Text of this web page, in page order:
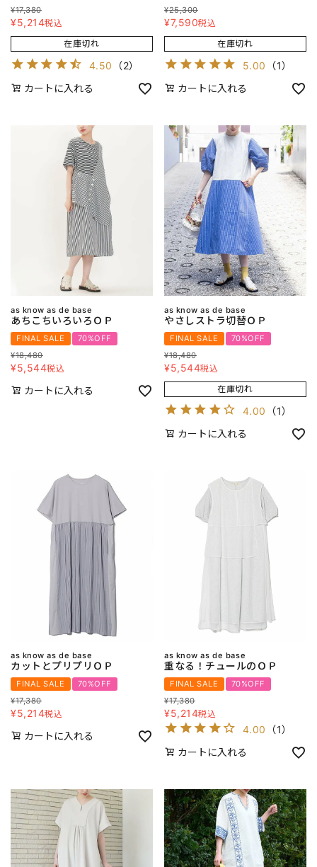
¥17,380
¥5,214税込
在庫切れ
4.50 （2）
カートに入れる
¥25,300
¥7,590税込
在庫切れ
5.00 （1）
カートに入れる
as know as de base
あちこちいろいろＯＰ
FINAL SALE
70%OFF
¥18,480
¥5,544税込
カートに入れる
as know as de base
やさしストラ切替ＯＰ
FINAL SALE
70%OFF
¥18,480
¥5,544税込
在庫切れ
4.00 （1）
カートに入れる
as know as de base
カットとプリプリＯＰ
FINAL SALE
70%OFF
¥17,380
¥5,214税込
カートに入れる
as know as de base
重なる！チュールのＯＰ
FINAL SALE
70%OFF
¥17,380
¥5,214税込
4.00 （1）
カートに入れる